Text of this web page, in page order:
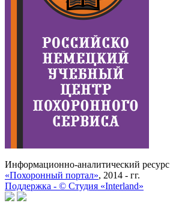
Информационно-аналитический ресурс
«Похоронный портал», 2014 - гг.
Поддержка - © Cтудия «Interland»